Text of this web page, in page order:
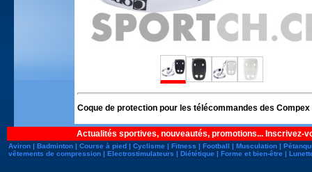
Coque de protection pour les télécommandes des Compex
Actualités sportives, nouveautés, promotions... Inscrivez-
Aviron | Badminton | Course à pied | Cyclisme | Fitness | Football | Musculation |
vêtements de compression | Electrostimulateurs | Diététique | Forme et bien-être |